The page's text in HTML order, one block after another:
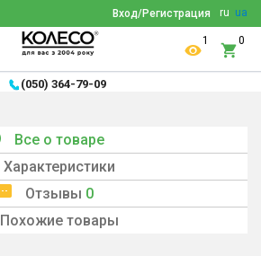
ru ua
Вход/Регистрация
1 0
(050) 364-79-09
Все о товаре
Характеристики
Отзывы 0
Похожие товары